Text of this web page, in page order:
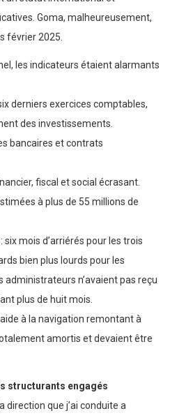
Goma, malheureusement,
février 2025.
les indicateurs étaient alarmants
derniers exercices comptables,
des investissements.
bancaires et contrats
fiscal et social écrasant.
à plus de 55 millions de
mois d’arriérés pour les trois
bien plus lourds pour les
administrateurs n’avaient pas reçu
plus de huit mois.
à la navigation remontant à
amortis et devaient être
structurants engagés
direction que j’ai conduite a